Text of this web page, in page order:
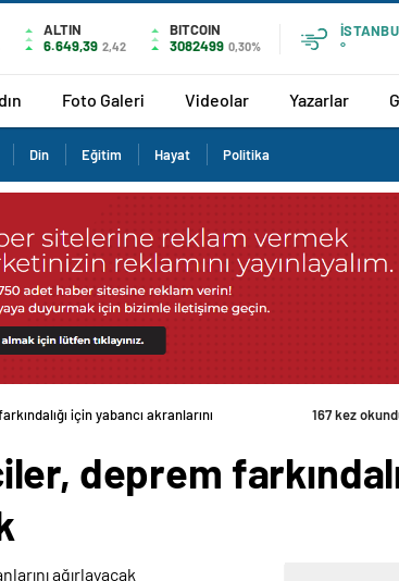
ALTIN
6.649,39 2,42
BITCOIN
3082499 0,30%
°
Foto Galeri Videolar Yazarlar
Din Eğitim Hayat Politika
için yabancı akranlarını
167 kez
deprem